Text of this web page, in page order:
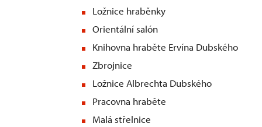
Ložnice hraběnky
Orientální salón
Knihovna hraběte Ervína Dubského
Zbrojnice
Ložnice Albrechta Dubského
Pracovna hraběte
Malá střelnice